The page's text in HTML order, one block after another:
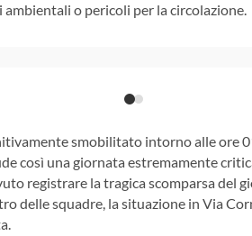
o pericoli per la circolazione.
smobilitato intorno alle ore
così una giornata estremamente
registrare la tragica scomparsa del
delle squadre, la situazione in Via